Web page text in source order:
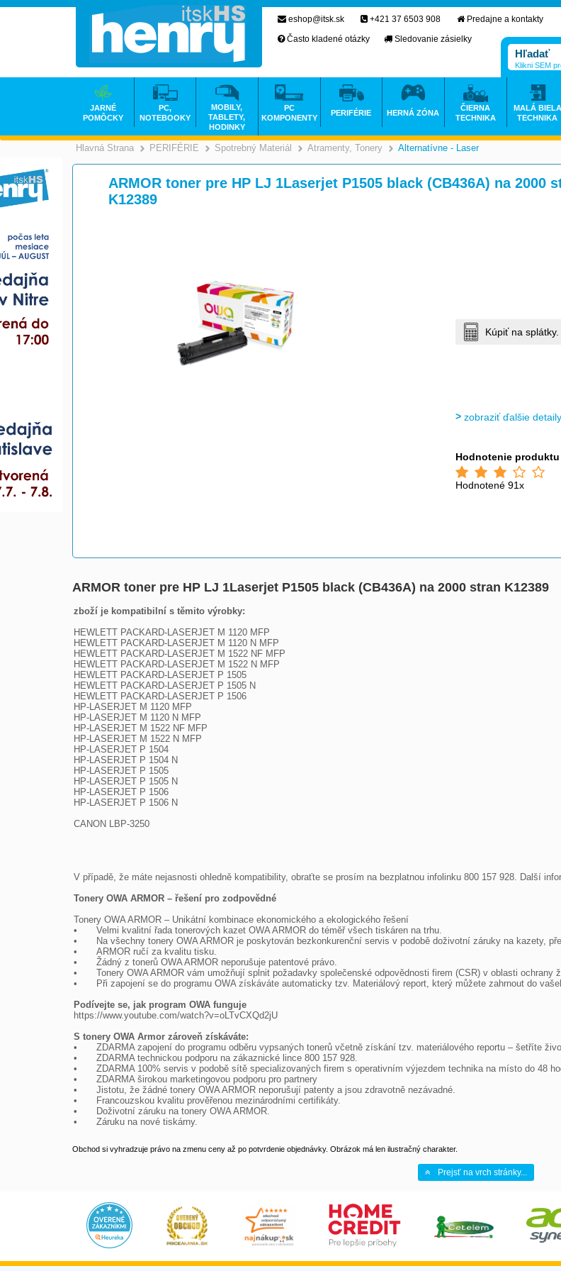
Hlavná Strana >
PERIFÉRIE >
Spotrebný Materiál >
Atramenty, Tonery >
Alternatívne - Laser
ARMOR toner pre HP LJ 1Laserjet P1505 black (CB436A) na 2000
K12389
Kúpiť na splátky.
zobraziť ďalšie detaily
Hodnotenie produktu
Hodnotené 91x
ARMOR toner pre HP LJ 1Laserjet P1505 black (CB436A) na 2000 stran K12389
zboží je kompatibilní s těmito výrobky:
HEWLETT PACKARD-LASERJET M 1120 MFP
HEWLETT PACKARD-LASERJET M 1120 N MFP
HEWLETT PACKARD-LASERJET M 1522 NF MFP
HEWLETT PACKARD-LASERJET M 1522 N MFP
HEWLETT PACKARD-LASERJET P 1505
HEWLETT PACKARD-LASERJET P 1505 N
HEWLETT PACKARD-LASERJET P 1506
HP-LASERJET M 1120 MFP
HP-LASERJET M 1120 N MFP
HP-LASERJET M 1522 NF MFP
HP-LASERJET M 1522 N MFP
HP-LASERJET P 1504
HP-LASERJET P 1504 N
HP-LASERJET P 1505
HP-LASERJET P 1505 N
HP-LASERJET P 1506
HP-LASERJET P 1506 N
CANON LBP-3250
V případě, že máte nejasnosti ohledně kompatibility, obraťte se prosím na bezplatnou infolinku 800 157 928. Další
Tonery OWA ARMOR – řešení pro zodpovědné
Tonery OWA ARMOR – Unikátní kombinace ekonomického a ekologického řešení
•	Velmi kvalitní řada tonerových kazet OWA ARMOR do téměř všech tiskáren na trhu.
•	Na všechny tonery OWA ARMOR je poskytován bezkonkurenční servis v podobě doživotní záruky na kazety, převzetí záruky za nové tiskárny a zpětný odběr kazet.
•	ARMOR ručí za kvalitu tisku.
•	Žádný z tonerů OWA ARMOR neporušuje patentové právo.
•	Tonery OWA ARMOR vám umožňují splnit požadavky společenské odpovědnosti firem (CSR) v oblasti ochrany životního prostředí.
•	Při zapojení se do programu OWA získáváte automaticky tzv. Materiálový report, který můžete zahrnout do vašeho CSR reportu.
Podívejte se, jak program OWA funguje
https://www.youtube.com/watch?v=oLTvCXQd2jU
S tonery OWA Armor zároveň získáváte:
•	ZDARMA zapojení do programu odběru vypsaných tonerů včetně získání tzv. materiálového reportu – šetříte životní prostředí.
•	ZDARMA technickou podporu na zákaznické lince 800 157 928.
•	ZDARMA 100% servis v podobě sítě specializovaných firem s operativním výjezdem technika na místo do 48 hodin.
•	ZDARMA širokou marketingovou podporu pro partnery
•	Jistotu, že žádné tonery OWA ARMOR neporušují patenty a jsou zdravotně nezávadné.
•	Francouzskou kvalitu prověřenou mezinárodními certifikáty.
•	Doživotní záruku na tonery OWA ARMOR.
•	Záruku na nové tiskárny.
Obchod si vyhradzuje právo na zmenu ceny až po potvrdenie objednávky. Obrázok má len ilustračný charakter.
Prejsť na vrch stránky...
eshop@itsk.sk +421 37 6503 908
Predajne a kontakty
Často kladené otázky
Sledovanie zásielky
Klikni SEM
JARNÉ
POMÔCKY
PC,
NOTEBOOKY
MOBILY,
TABLETY,
HODINKY
PC
KOMPONENTY
PERIFÉRIE HERNÁ ZÓNA
ČIERNA
TECHNIKA
MALÁ BIELA
TECHNIKA